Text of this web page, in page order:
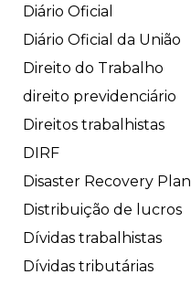
Diário Oficial
Diário Oficial da União
Direito do Trabalho
direito previdenciário
Direitos trabalhistas
DIRF
Disaster Recovery Plan
Distribuição de lucros
Dívidas trabalhistas
Dívidas tributárias